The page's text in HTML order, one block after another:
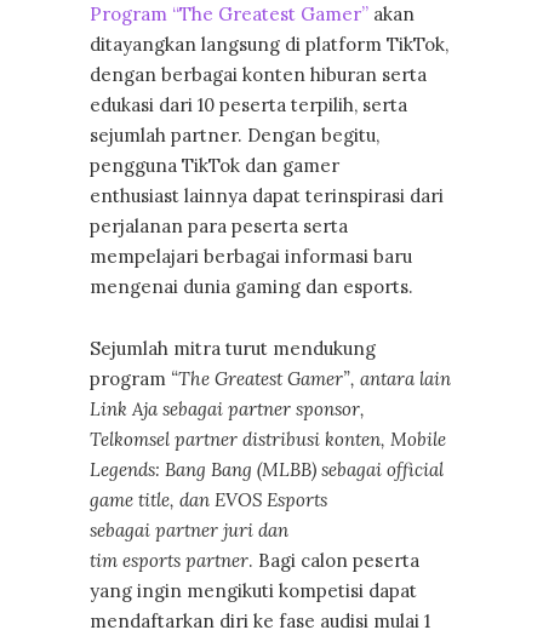
Program “The Greatest Gamer” akan
ditayangkan langsung di platform TikTok,
dengan berbagai konten hiburan serta
edukasi dari 10 peserta terpilih, serta
sejumlah partner. Dengan begitu,
pengguna TikTok dan gamer
enthusiast lainnya dapat terinspirasi dari
perjalanan para peserta serta
mempelajari berbagai informasi baru
mengenai dunia gaming dan esports.
Sejumlah mitra turut mendukung
program “The Greatest Gamer”, antara lain
Link Aja sebagai partner sponsor,
Telkomsel partner distribusi konten, Mobile
Legends: Bang Bang (MLBB) sebagai official
game title, dan EVOS Esports
sebagai partner juri dan
tim esports partner. Bagi calon peserta
yang ingin mengikuti kompetisi dapat
mendaftarkan diri ke fase audisi mulai 1